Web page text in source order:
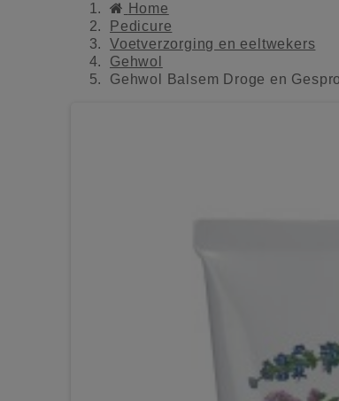
Home
Pedicure
Voetverzorging en eeltwekers
Gehwol
Gehwol Balsem Droge en